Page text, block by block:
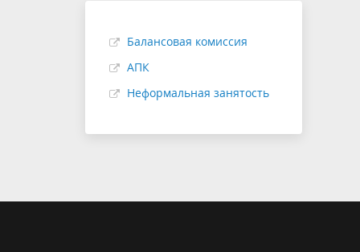
Балансовая комиссия
АПК
Неформальная занятость